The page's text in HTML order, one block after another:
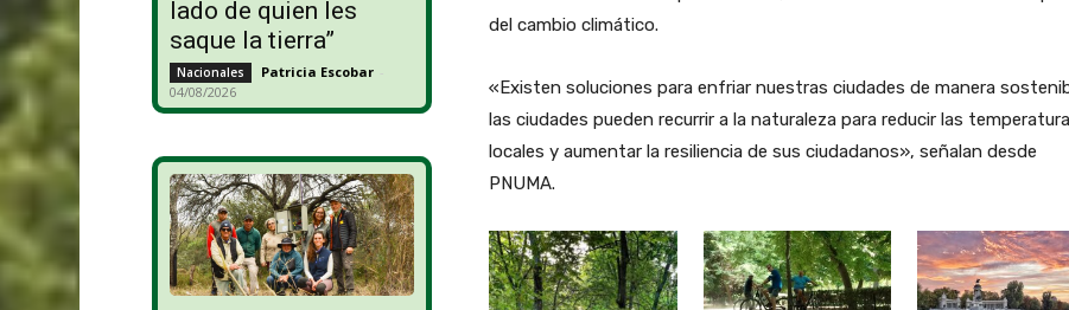
lado de quien les
saque la tierra”
Nacionales Patricia Escobar -
04/08/2026
del cambio climático.
«Existen soluciones para enfriar nuestras ciudades de manera
las ciudades pueden recurrir a la naturaleza para reducir las
locales y aumentar la resiliencia de sus ciudadanos», señalan desde
PNUMA.